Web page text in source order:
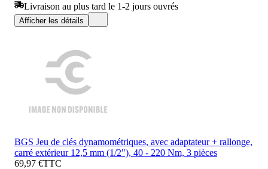
Livraison au plus tard le 1-2 jours ouvrés
Afficher les détails
BGS Jeu de clés dynamométriques, avec adaptateur + rallonge,
carré extérieur 12,5 mm (1/2"), 40 - 220 Nm, 3 pièces
69,97 €TTC